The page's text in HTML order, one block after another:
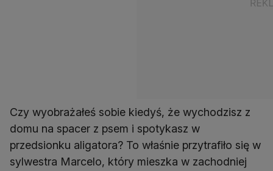
Czy wyobrażałeś sobie kiedyś, że wychodzisz z
domu na spacer z psem i spotykasz w
przedsionku aligatora? To właśnie przytrafiło się w
sylwestra Marcelo, który mieszka w zachodniej